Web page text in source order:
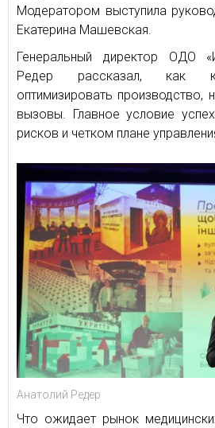
Модератором выступила
Екатерина Машевская.
Генеральный директор ОДО
Редер рассказал, как
оптимизировать производство,
вызовы. Главное условие
рисков и четком плане
Анатолий Редер
Что ожидает рынок